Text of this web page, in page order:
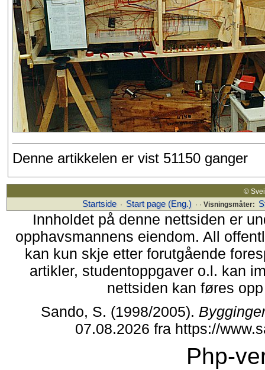
Denne artikkelen er vist 51150 ganger
©
Startside · Start page (Eng.) · · Visningsmåter:
Innholdet på denne nettsiden er
opphavsmannens eiendom. All
kan kun skje etter forutgående
artikler, studentoppgaver o.l. kan
nettsiden kan føres
Sando, S. (1998/2005).
07.08.2026 fra https://
Php-